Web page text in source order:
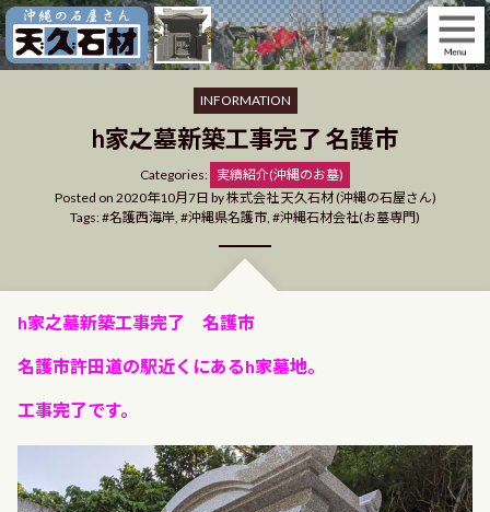
Skip
to
content
INFORMATION
h家之墓新築工事完了 名護市
Categories: Categories
実績紹介(沖縄のお墓)
Posted on 2020年10月7日 by株式会社 天久石材 (沖縄の石屋さん)
Tags: 名護西海岸, 沖縄県名護市, 沖縄石材会社(お墓専門)
h家之墓新築工事完了 名護市
名護市許田道の駅近くにあるh家墓地。
工事完了です。